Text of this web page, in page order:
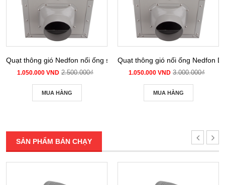
Quạt thông gió Nedfon nối ống siêu âm DPT 10-12B
1.050.000 VND 2.500.000₫
MUA HÀNG
Quạt thông gió nối ống Nedfon
1.050.000 VND 3.000.000₫
MUA HÀNG
SẢN PHẨM BÁN CHẠY